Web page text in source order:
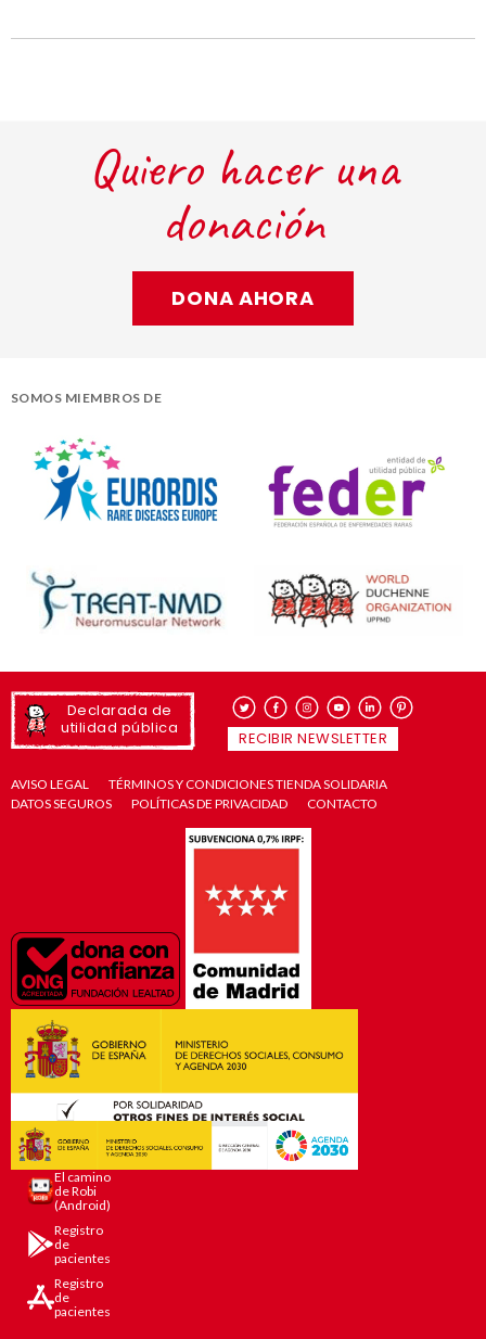
Quiero hacer una
donación
DONA AHORA
SOMOS MIEMBROS DE
Declarada de
utilidad pública
RECIBIR NEWSLETTER
AVISO LEGAL
TÉRMINOS Y CONDICIONES TIENDA SOLIDARIA
DATOS SEGUROS
POLÍTICAS DE PRIVACIDAD CONTACTO
El camino
de Robi
(Android)
Registro
de
pacientes
Registro
de
pacientes